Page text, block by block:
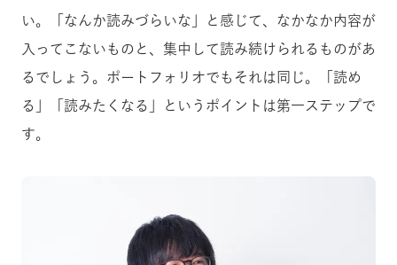
い。「なんか読みづらいな」と感じて、なかなか内容が
入ってこないものと、集中して読み続けられるものがあ
るでしょう。ポートフォリオでもそれは同じ。「読め
る」「読みたくなる」というポイントは第一ステップで
す。